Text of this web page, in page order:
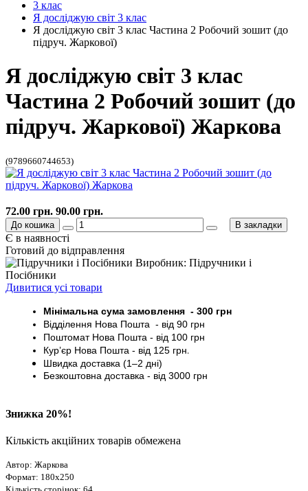
3 клас
Я досліджую світ 3 клас
Я досліджую світ 3 клас Частина 2 Робочий зошит (до
підруч. Жаркової)
Я досліджую світ 3 клас
Частина 2 Робочий зошит (до
підруч. Жаркової) Жаркова
(9789660744653)
Є в наявності
Готовий до відправлення
Виробник: Підручники і
Посібники
Дивитися усі товари
Мінімальна сума замовлення - 300 грн
Відділення Нова Пошта - від 90 грн
ПоштоматНова Пошта - від 100 грн
Кур’єр Нова Пошта - від 125 грн.
Швидка доставка (1–2 дні)
Безкоштовна доставка - від 3000 грн
Знижка 20%!
Кількість акційних товарів обмежена
Автор: Жаркова
Формат: 180х250
72.00 грн. 90.00 грн.
До кошика В закладки